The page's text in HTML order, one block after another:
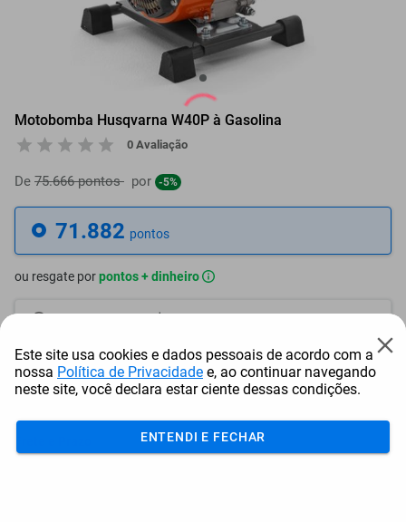
Motobomba Husqvarna W40P à Gasolina
0 Avaliação
De 75.666 pontos por -5%
71.882 pontos
ou resgate porpontos + dinheiro
64.694 + R$ 330,65
61.100 pontos + R$ 495,97
57.506 pontos + R$ 661,30
Este site usa cookies e dados pessoais de acordo com a
nossa Política de Privacidade e, ao continuar navegando
neste site, você declara estar ciente dessas condições.
ENTENDI E FECHAR